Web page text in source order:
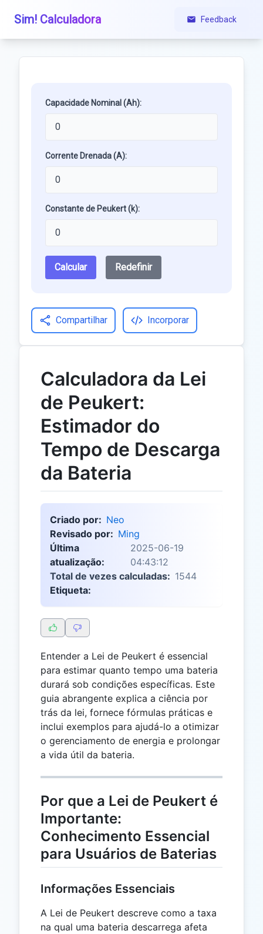
Sim! Calculadora Feedback
Capacidade Nominal (Ah):
Corrente Drenada (A):
Constante de Peukert (k):
Calcular Redefinir
Compartilhar Incorporar
Calculadora da Lei
de Peukert:
Estimador do
Tempo de Descarga
da Bateria
Criado por: Neo
Revisado por: Ming
Última
atualização:
2025-06-19
04:43:12
Total de vezes calculadas: 1544
Etiqueta:
Entender a Lei de Peukert é essencial
para estimar quanto tempo uma bateria
durará sob condições específicas. Este
guia abrangente explica a ciência por
trás da lei, fornece fórmulas práticas e
inclui exemplos para ajudá-lo a otimizar
o gerenciamento de energia e prolongar
a vida útil da bateria.
Por que a Lei de Peukert é
Importante:
Conhecimento Essencial
para Usuários de Baterias
Informações Essenciais
A Lei de Peukert descreve como a taxa
na qual uma bateria descarrega afeta